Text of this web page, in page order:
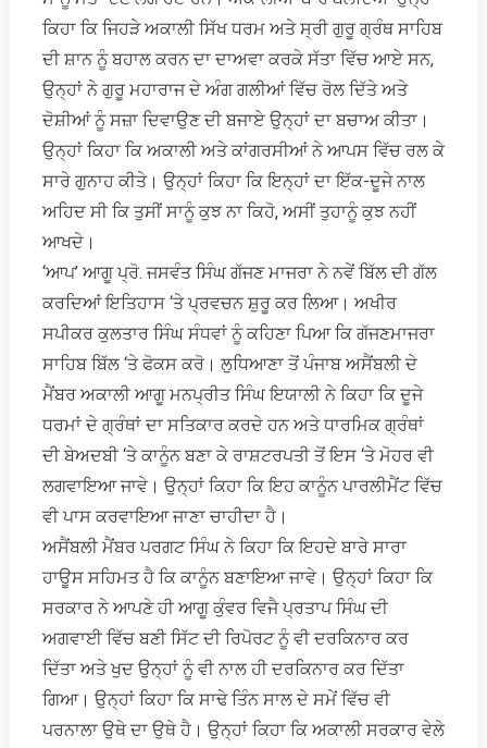
ਕਿਹਾ ਕਿ ਜਿਹੜੇ ਅਕਾਲੀ ਸਿੱਖ ਧਰਮ ਅਤੇ ਸ੍ਰੀ ਗੁਰੂ ਗ੍ਰੰਥ ਸਾਹਿਬ
ਦੀ ਸ਼ਾਨ ਨੂੰ ਬਹਾਲ ਕਰਨ ਦਾ ਦਾਅਵਾ ਕਰਕੇ ਸੱਤਾ ਵਿੱਚ ਆਏ ਸਨ,
ਉਨ੍ਹਾਂ ਨੇ ਗੁਰੂ ਮਹਾਰਾਜ ਦੇ ਅੰਗ ਗਲੀਆਂ ਵਿੱਚ ਰੋਲ ਦਿੱਤੇ ਅਤੇ
ਦੋਸ਼ੀਆਂ ਨੂੰ ਸਜ਼ਾ ਦਿਵਾਉਣ ਦੀ ਬਜਾਏ ਉਨ੍ਹਾਂ ਦਾ ਬਚਾਅ ਕੀਤਾ।
ਉਨ੍ਹਾਂ ਕਿਹਾ ਕਿ ਅਕਾਲੀ ਅਤੇ ਕਾਂਗਰਸੀਆਂ ਨੇ ਆਪਸ ਵਿੱਚ ਰਲ ਕੇ
ਸਾਰੇ ਗੁਨਾਹ ਕੀਤੇ। ਉਨ੍ਹਾਂ ਕਿਹਾ ਕਿ ਇਨ੍ਹਾਂ ਦਾ ਇੱਕ-ਦੂਜੇ ਨਾਲ
ਅਹਿਦ ਸੀ ਕਿ ਤੁਸੀਂ ਸਾਨੂੰ ਕੁਝ ਨਾ ਕਿਹੋ, ਅਸੀਂ ਤੁਹਾਨੂੰ ਕੁਝ ਨਹੀਂ
ਆਖਦੇ।
‘ਆਪ’ ਆਗੂ ਪ੍ਰੋ. ਜਸਵੰਤ ਸਿੰਘ ਗੱਜਣ ਮਾਜਰਾ ਨੇ ਨਵੇਂ ਬਿੱਲ ਦੀ ਗੱਲ
ਕਰਦਿਆਂ ਇਤਿਹਾਸ ‘ਤੇ ਪ੍ਰਵਚਨ ਸ਼ੁਰੂ ਕਰ ਲਿਆ। ਅਖੀਰ
ਸਪੀਕਰ ਕੁਲਤਾਰ ਸਿੰਘ ਸੰਧਵਾਂ ਨੂੰ ਕਹਿਣਾ ਪਿਆ ਕਿ ਗੱਜਣਮਾਜਰਾ
ਸਾਹਿਬ ਬਿੱਲ ‘ਤੇ ਫੋਕਸ ਕਰੋ। ਲੁਧਿਆਣਾ ਤੋਂ ਪੰਜਾਬ ਅਸੈਂਬਲੀ ਦੇ
ਮੈਂਬਰ ਅਕਾਲੀ ਆਗੂ ਮਨਪ੍ਰੀਤ ਸਿੰਘ ਇਯਾਲੀ ਨੇ ਕਿਹਾ ਕਿ ਦੂਜੇ
ਧਰਮਾਂ ਦੇ ਗ੍ਰੰਥਾਂ ਦਾ ਸਤਿਕਾਰ ਕਰਦੇ ਹਨ ਅਤੇ ਧਾਰਮਿਕ ਗ੍ਰੰਥਾਂ
ਦੀ ਬੇਅਦਬੀ ‘ਤੇ ਕਾਨੂੰਨ ਬਣਾ ਕੇ ਰਾਸ਼ਟਰਪਤੀ ਤੋਂ ਇਸ ‘ਤੇ ਮੋਹਰ ਵੀ
ਲਗਵਾਇਆ ਜਾਵੇ। ਉਨ੍ਹਾਂ ਕਿਹਾ ਕਿ ਇਹ ਕਾਨੂੰਨ ਪਾਰਲੀਮੈਂਟ ਵਿੱਚ
ਵੀ ਪਾਸ ਕਰਵਾਇਆ ਜਾਣਾ ਚਾਹੀਦਾ ਹੈ।
ਅਸੈਂਬਲੀ ਮੈਂਬਰ ਪਰਗਟ ਸਿੰਘ ਨੇ ਕਿਹਾ ਕਿ ਇਹਦੇ ਬਾਰੇ ਸਾਰਾ
ਹਾਊਸ ਸਹਿਮਤ ਹੈ ਕਿ ਕਾਨੂੰਨ ਬਣਾਇਆ ਜਾਵੇ। ਉਨ੍ਹਾਂ ਕਿਹਾ ਕਿ
ਸਰਕਾਰ ਨੇ ਆਪਣੇ ਹੀ ਆਗੂ ਕੁੰਵਰ ਵਿਜੈ ਪ੍ਰਤਾਪ ਸਿੰਘ ਦੀ
ਅਗਵਾਈ ਵਿੱਚ ਬਣੀ ਸਿੱਟ ਦੀ ਰਿਪੋਰਟ ਨੂੰ ਵੀ ਦਰਕਿਨਾਰ ਕਰ
ਦਿੱਤਾ ਅਤੇ ਖੁਦ ਉਨ੍ਹਾਂ ਨੂੰ ਵੀ ਨਾਲ ਹੀ ਦਰਕਿਨਾਰ ਕਰ ਦਿੱਤਾ
ਗਿਆ। ਉਨ੍ਹਾਂ ਕਿਹਾ ਕਿ ਸਾਢੇ ਤਿੰਨ ਸਾਲ ਦੇ ਸਮੇਂ ਵਿੱਚ ਵੀ
ਪਰਨਾਲਾ ਉਥੇ ਦਾ ਉਥੇ ਹੈ। ਉਨ੍ਹਾਂ ਕਿਹਾ ਕਿ ਅਕਾਲੀ ਸਰਕਾਰ ਵੇਲੇ